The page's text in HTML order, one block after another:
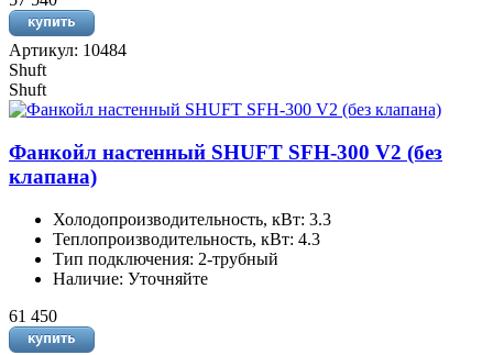
Артикул: 10484
Shuft
Shuft
Фанкойл настенный SHUFT SFH-300 V2 (без
клапана)
Холодопроизводительность, кВт: 3.3
Теплопроизводительность, кВт: 4.3
Тип подключения: 2-трубный
Наличие: Уточняйте
61 450